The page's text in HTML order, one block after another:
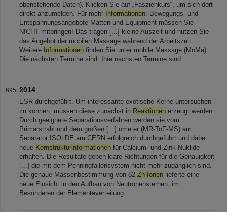
obenstehende Daten). Klicken Sie auf „Faszienkurs“, um sich dort
direkt anzumelden. Für mehr Informationen: Bewegungs- und
Entspannungsangebote Matten und Equipment müssen Sie
NICHT mitbringen! Das tragen [...] kleine Auszeit und nutzen Sie
das Angebot der mobilen Massage während der Arbeitszeit.
Weitere Informationen finden Sie unter mobile Massage (MoMa) .
Die nächsten Termine sind: Ihre nächsten Termine sind:
2014
ESR durchgeführt. Um interessante exotische Kerne untersuchen
zu können, müssen diese zunächst in Reaktionen erzeugt werden.
Durch geeignete Separationsverfahren werden sie vom
Primärstrahl und dem großen [...] ometer (MR-ToF-MS) am
Separator ISOLDE am CERN erfolgreich durchgeführt und dabei
neue Kernstrukturinformationen für Calcium- und Zink-Nuklide
erhalten. Die Resultate geben klare Richtungen für die Genauigkeit
[...] die mit dem Penningfallensystem nicht mehr zugänglich sind.
Die genaue Massenbestimmung von 82 Zn-Ionen lieferte eine
neue Einsicht in den Aufbau von Neutronensternen, im
Besonderen der Elementeverteilung